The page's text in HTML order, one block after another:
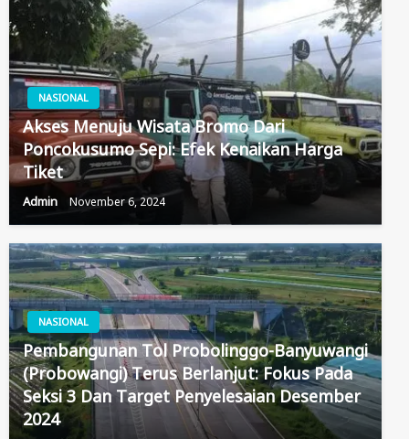
NASIONAL
Akses Menuju Wisata Bromo Dari
Poncokusumo Sepi: Efek Kenaikan Harga
Tiket
Admin November 6, 2024
NASIONAL
Pembangunan Tol Probolinggo-Banyuwangi
(Probowangi) Terus Berlanjut: Fokus Pada
Seksi 3 Dan Target Penyelesaian Desember
2024